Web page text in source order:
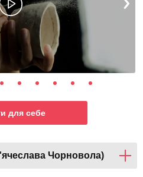
для себе
Чорновола)